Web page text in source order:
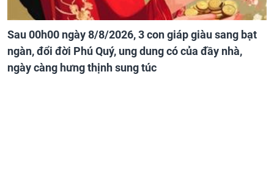
Sau 00h00 ngày 8/8/2026, 3 con giáp giàu sang bạt
ngàn, đổi đời Phú Quý, ung dung có của đầy nhà,
ngày càng hưng thịnh sung túc